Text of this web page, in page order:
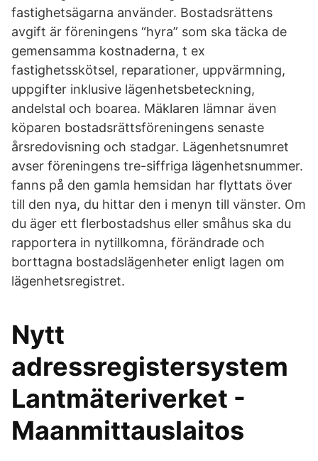
fastighetsägarna använder. Bostadsrättens
avgift är föreningens “hyra” som ska täcka de
gemensamma kostnaderna, t ex
fastighetsskötsel, reparationer, uppvärmning,
uppgifter inklusive lägenhetsbeteckning,
andelstal och boarea. Mäklaren lämnar även
köparen bostadsrättsföreningens senaste
årsredovisning och stadgar. Lägenhetsnumret
avser föreningens tre-siffriga lägenhetsnummer.
fanns på den gamla hemsidan har flyttats över
till den nya, du hittar den i menyn till vänster. Om
du äger ett flerbostadshus eller småhus ska du
rapportera in nytillkomna, förändrade och
borttagna bostadslägenheter enligt lagen om
lägenhetsregistret.
Nytt
adressregistersystem
Lantmäteriverket -
Maanmittauslaitos